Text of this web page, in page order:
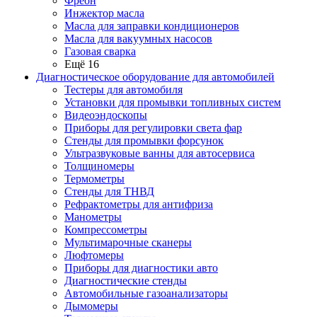
Инжектор масла
Масла для заправки кондиционеров
Масла для вакуумных насосов
Газовая сварка
Ещё 16
Диагностическое оборудование для автомобилей
Тестеры для автомобиля
Установки для промывки топливных систем
Видеоэндоскопы
Приборы для регулировки света фар
Стенды для промывки форсунок
Ультразвуковые ванны для автосервиса
Толщиномеры
Термометры
Стенды для ТНВД
Рефрактометры для антифриза
Манометры
Компрессометры
Мультимарочные сканеры
Люфтомеры
Приборы для диагностики авто
Диагностические стенды
Автомобильные газоанализаторы
Дымомеры